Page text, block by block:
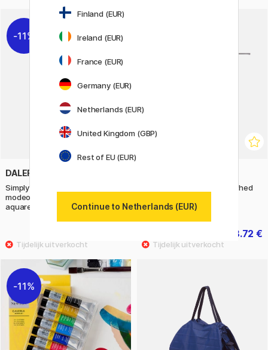
11%
DALER-ROWNEY
Simply Stap-voor-stap
modeontwerpen schilderen met
aquarelverf
Slimline 4 Table Lamp Brushed
148.72 €
11%
Finland (EUR)
Ireland (EUR)
France (EUR)
Germany (EUR)
Netherlands (EUR)
United Kingdom (GBP)
Rest of EU (EUR)
Continue to Netherlands (EUR)